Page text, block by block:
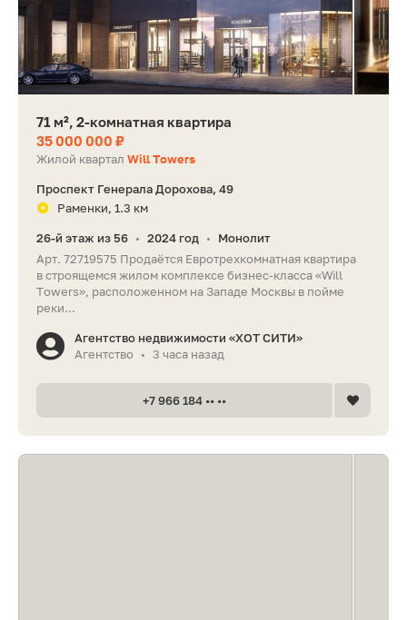
71 м², 2-комнатная квартира
35 000 000 ₽
Жилой квартал Will Towers
Проспект Генерала Дорохова, 49
Раменки, 1.3 км
26-й этаж из 56 • 2024 год •
Монолит
Арт. 72719575 Продаётся Евротрехкомнатная квартира
в строящемся жилом комплексе бизнес-класса «Will
Towers», расположенном на Западе Москвы в пойме
реки...
Агентство недвижимости «ХОТ СИТИ»
Агентство
• 3 часа назад
+7 966 184 •• ••